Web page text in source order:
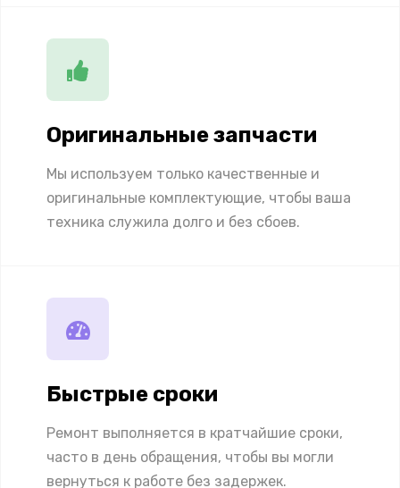
Оригинальные запчасти
Мы используем только качественные и
оригинальные комплектующие, чтобы ваша
техника служила долго и без сбоев.
Быстрые сроки
Ремонт выполняется в кратчайшие сроки,
часто в день обращения, чтобы вы могли
вернуться к работе без задержек.